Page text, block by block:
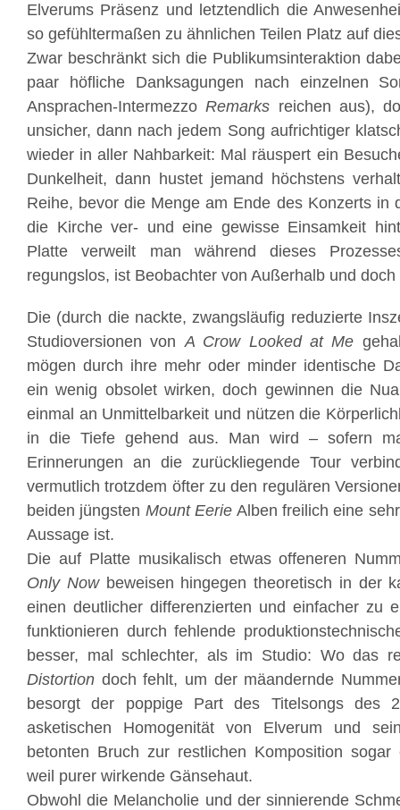
Elverums Präsenz und letztendlich die
so gefühltermaßen zu ähnlichen Teilen Platz auf
Zwar beschränkt sich die Publikumsinteraktion
paar höfliche Danksagungen nach einzelnen
Ansprachen-IntermezzoRemarks reichen aus),
unsicher, dann nach jedem Song aufrichtiger
wieder in aller Nahbarkeit: Mal räuspert ein
Dunkelheit, dann hustet jemand höchstens
Reihe, bevor die Menge am Ende des Konzerts in
die Kirche ver- und eine gewisse Einsamkeit
Platte verweilt man während dieses
regungslos, ist Beobachter von Außerhalb und
Die (durch die nackte, zwangsläufig reduzierte
Studioversionen vonA Crow Looked at Me
mögen durch ihre mehr oder minder identische
ein wenig obsolet wirken, doch gewinnen die
einmal an Unmittelbarkeit und nützen die
in die Tiefe gehend aus. Man wird – sofern
Erinnerungen an die zurückliegende Tour
vermutlich trotzdem öfter zu den regulären
beiden jüngsten Mount Eerie Alben freilich eine
Aussage ist.
Die auf Platte musikalisch etwas offeneren
Only Nowbeweisen hingegen theoretisch in der
einen deutlicher differenzierten und einfacher zu
funktionieren durch fehlende
besser, mal schlechter, als im Studio: Wo das
Distortion doch fehlt, um der mäandernde
besorgt der poppige Part des Titelsongs des
asketischen Homogenität von Elverum und
betonten Bruch zur restlichen Komposition
weil purer wirkende Gänsehaut.
Obwohl die Melancholie und der sinnierende